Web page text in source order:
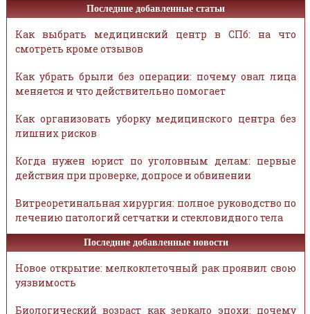
Последние добавленные статьи
Как выбрать медицинский центр в СПб: на что
смотреть кроме отзывов
Как убрать брыли без операции: почему овал лица
меняется и что действительно помогает
Как организовать уборку медицинского центра без
лишних рисков
Когда нужен юрист по уголовным делам: первые
действия при проверке, допросе и обвинении
Витреоретинальная хирургия: полное руководство по
лечению патологий сетчатки и стекловидного тела
Последние добавленные новости
Новое открытие: мелкоклеточный рак проявил свою
уязвимость
Биологический возраст как зеркало эпохи: почему